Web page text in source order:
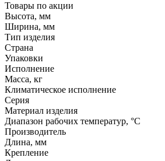
Товары по акции
Высота, мм
Ширина, мм
Тип изделия
Страна
Упаковки
Исполнение
Масса, кг
Климатическое исполнение
Серия
Материал изделия
Диапазон рабочих температур, °C
Производитель
Длина, мм
Крепление